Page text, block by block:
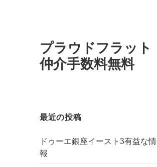
プラウドフラット
仲介手数料無料
最近の投稿
ドゥーエ銀座イースト3有益な情
報